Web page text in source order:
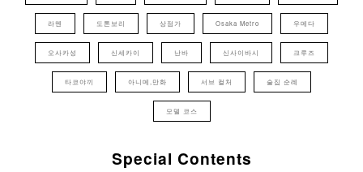
라멘 도톤보리 상점가 Osaka Metro 우메다
오사카성 신세카이 난바 신사이바시 크루즈
타코야끼 아니메,만화 서브 컬처 술집 순례
모델 코스
Special Contents